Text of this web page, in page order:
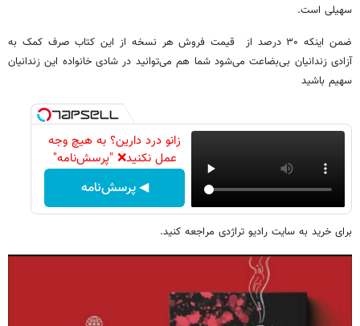
سهیلی است.
ضمن اینکه ۳۰ درصد از قیمت فروش هر نسخه از این کتاب صرف کمک به
آزادی زندانیان بی‌بضاعت می‌شود شما هم می‌توانید در شادی خانواده این زندانیان
سهیم باشید
زانو درد دارین؟ به هیچ وجه
عمل نکنید❌ "پرسش‌نامه"
◀ پرسش‌نامه
برای خرید به سایت رادیو تراژدی مراجعه کنید.